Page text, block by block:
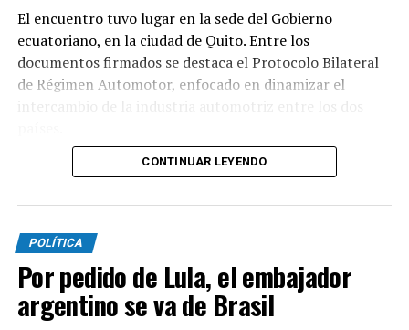
Buenos Aires.
El encuentro tuvo lugar en la sede del Gobierno
ecuatoriano, en la ciudad de Quito. Entre los
documentos firmados se destaca el Protocolo Bilateral
de Régimen Automotor, enfocado en dinamizar el
CONTINUAR LEYENDO
POLÍTICA
Por pedido de Lula, el embajador
argentino se va de Brasil